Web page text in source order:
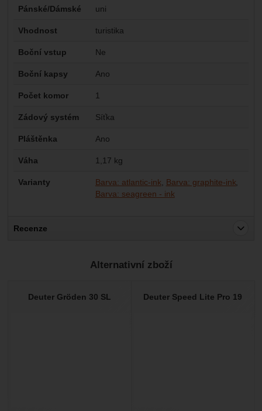
Pánské/Dámské uni
Vhodnost turistika
Boční vstup Ne
Boční kapsy Ano
Počet komor 1
Zádový systém Síťka
Pláštěnka Ano
Váha 1,17 kg
Varianty Barva: atlantic-ink
Barva: graphite-ink
Barva: seagreen - ink
Recenze
Nebyla přidána žádná recenze.
Alternativní zboží
Deuter Gröden 30 SL Deuter Speed Lite Pro 19